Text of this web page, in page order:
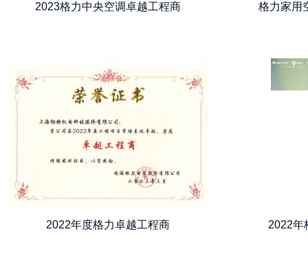
2023格力中央空调卓越工程商 格力家用
2022年度格力卓越工程商 2022年